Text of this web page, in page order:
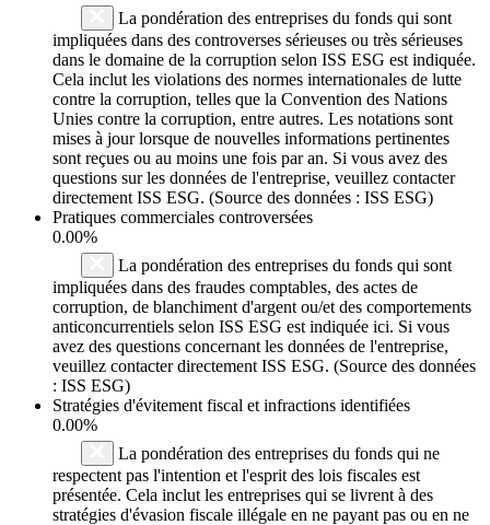
La pondération des entreprises du fonds qui sont
impliquées dans des controverses sérieuses ou très sérieuses
dans le domaine de la corruption selon ISS ESG est indiquée.
Cela inclut les violations des normes internationales de lutte
contre la corruption, telles que la Convention des Nations
Unies contre la corruption, entre autres. Les notations sont
mises à jour lorsque de nouvelles informations pertinentes
sont reçues ou au moins une fois par an. Si vous avez des
questions sur les données de l'entreprise, veuillez contacter
directement ISS ESG. (Source des données : ISS ESG)
Pratiques commerciales controversées
0.00%
La pondération des entreprises du fonds qui sont
impliquées dans des fraudes comptables, des actes de
corruption, de blanchiment d'argent ou/et des comportements
anticoncurrentiels selon ISS ESG est indiquée ici. Si vous
avez des questions concernant les données de l'entreprise,
veuillez contacter directement ISS ESG. (Source des données
: ISS ESG)
Stratégies d'évitement fiscal et infractions identifiées
0.00%
La pondération des entreprises du fonds qui ne
respectent pas l'intention et l'esprit des lois fiscales est
présentée. Cela inclut les entreprises qui se livrent à des
stratégies d'évasion fiscale illégale en ne payant pas ou en ne